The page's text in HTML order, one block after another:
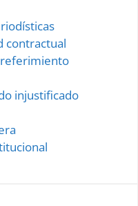
contractual
injustificado